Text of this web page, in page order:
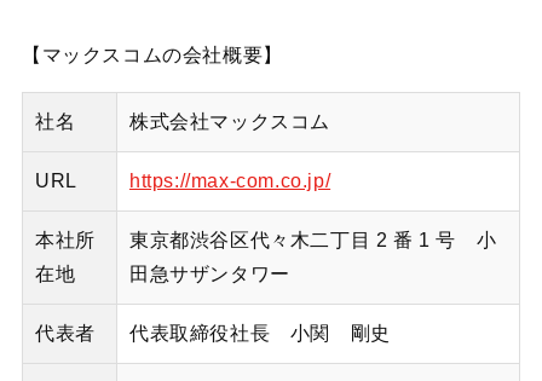
【マックスコムの会社概要】
社名 株式会社マックスコム
URL https://max-com.co.jp/
本社所
在地
東京都渋谷区代々木二丁目 2 番 1 号 小
田急サザンタワー
代表者 代表取締役社長 小関 剛史